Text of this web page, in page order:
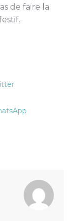
de faire la